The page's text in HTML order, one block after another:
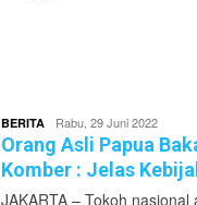
BERITA superadmin
Rabu, 29 Juni 2022
Orang Asli Papua
Komber : Jelas
JAKARTA – Tokoh